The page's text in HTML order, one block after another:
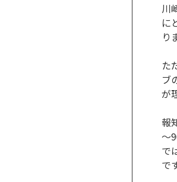
川
に
り
た
ブ
が
報
～
で
で